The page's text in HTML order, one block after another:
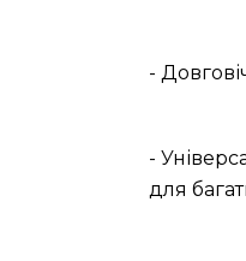
-
-
для